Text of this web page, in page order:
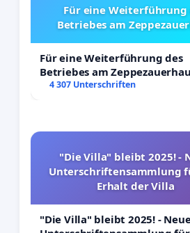
Für eine Weiterführung
Betriebes am
Für eine Weiterführung des
Betriebes am
4 307 Unterschriften
"Die Villa" bleibt 2025! -
Unterschriftensammlung
Erhalt der Villa
"Die Villa" bleibt 2025! -